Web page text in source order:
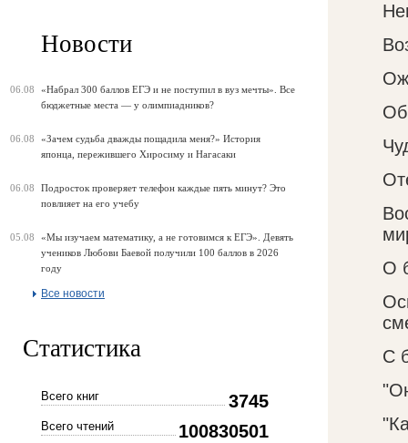
Новости
06.08
«Набрал 300 баллов ЕГЭ и не поступил в вуз мечты». Все
бюджетные места — у олимпиадников?
06.08
«Зачем судьба дважды пощадила меня?» История
японца, пережившего Хиросиму и Нагасаки
06.08
Подросток проверяет телефон каждые пять минут? Это
повлияет на его учебу
05.08
«Мы изучаем математику, а не готовимся к ЕГЭ». Девять
учеников Любови Баевой получили 100 баллов в 2026
году
Все новости
Статистика
3745
Всего книг
100830501
Всего чтений
О
С